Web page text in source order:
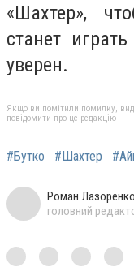
«Шахтер»,
станет
уверен.
Якщо ви помітили помилку,
повідомити про це редакцію
#Бутко #Шахтер
Роман Лазоренко
головний